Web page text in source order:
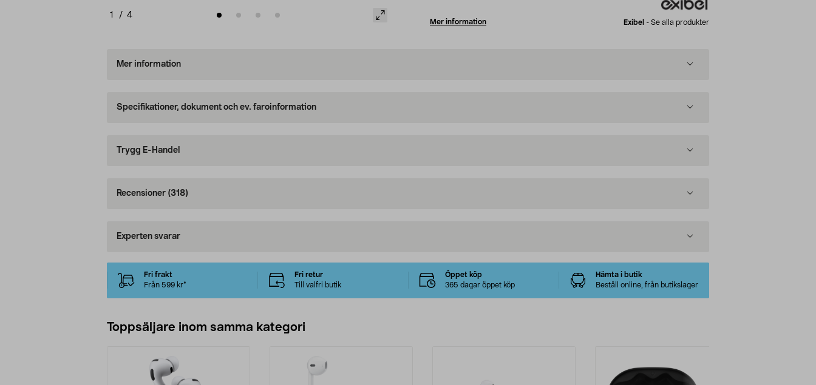
1 / 4
Mer information Exibel - Se alla produkter
Mer information
Specifikationer, dokument och ev. faroinformation
Trygg E-Handel
Recensioner (318)
Experten svarar
Fri frakt
Från 599 kr*
Fri retur
Till valfri butik
Öppet köp
365 dagar öppet köp
Hämta i butik
Beställ online, från butikslager
Toppsäljare inom samma kategori